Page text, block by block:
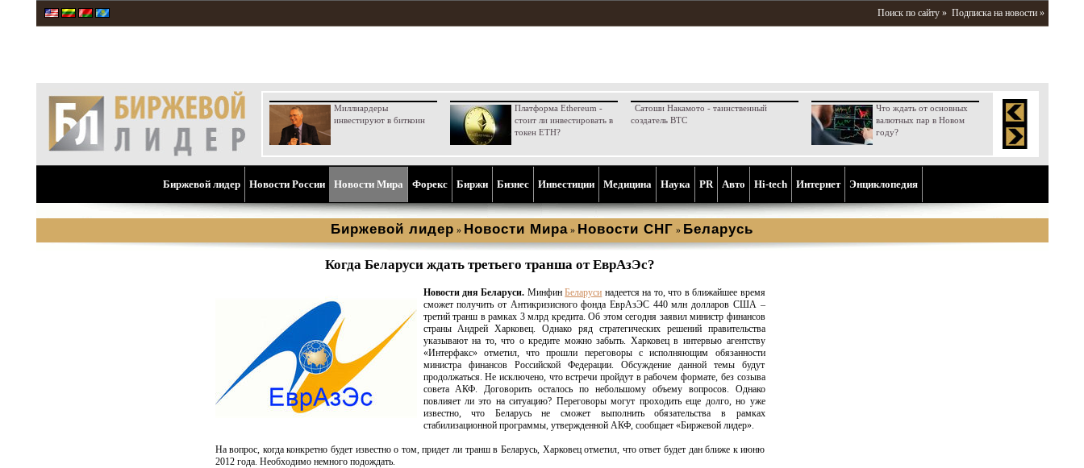
Поиск по сайту » Подписка на новости »
Миллиардеры
инвестируют в биткоин
Платформа Ethereum -
стоит ли инвестировать в
токен ETH?
Сатоши Накамото - таинственный
создатель BTC
Что ждать от основных
валютных пар в Новом
году?
Биржевой лидер Новости России Новости Мира Форекс Биржи Бизнес Инвестиции Медицина Наука PR Aвто Hi-tech Интернет Энциклопедия
Биржевой лидер » Новости Мира » Новости СНГ » Беларусь
Когда Беларуси ждать третьего транша от ЕврАзЭс?
Новости дня Беларуси. МинфинБеларуси надеется на то, что в ближайшее время
сможет получить от Антикризисного фонда ЕврАзЭС 440 млн долларов США –
третий транш в рамках 3 млрд кредита. Об этом сегодня заявил министр финансов
страны Андрей Харковец. Однако ряд стратегических решений правительства
указывают на то, что о кредите можно забыть. Харковец в интервью агентству
«Интерфакс» отметил, что прошли переговоры с исполняющим обязанности
министра финансов Российской Федерации. Обсуждение данной темы будут
продолжаться. Не исключено, что встречи пройдут в рабочем формате, без созыва
совета АКФ. Договорить осталось по небольшому объему вопросов. Однако
повлияет ли это на ситуацию? Переговоры могут проходить еще долго, но уже
известно, что Беларусь не сможет выполнить обязательства в рамках
стабилизационной программы, утвержденной АКФ, сообщает «Биржевой лидер».
На вопрос, когда конкретно будет известно о том, придет ли транш в Беларусь, Харковец отметил, что ответ будет дан ближе к июню
2012 года. Необходимо немного подождать.